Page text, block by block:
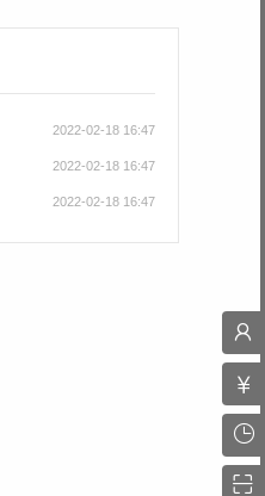
2022-02-18 16:47
2022-02-18 16:47
2022-02-18 16:47